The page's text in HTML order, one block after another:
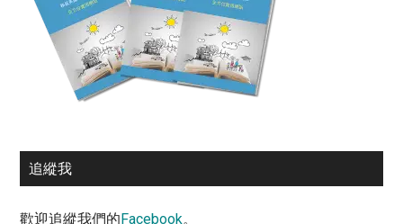
追縱我
歡迎追縱我們的 Facebook。